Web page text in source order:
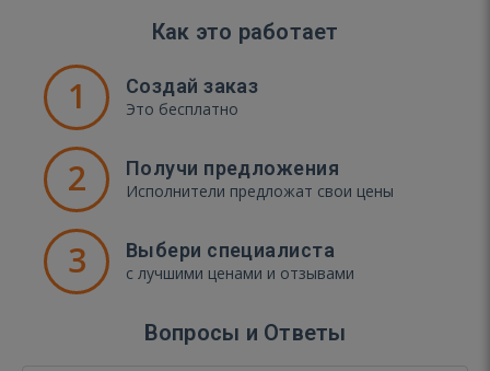
Как это работает
1 Создай заказ
Это бесплатно
2 Получи предложения
Исполнители предложат свои цены
3 Выбери специалиста
с лучшими ценами и отзывами
Вопросы и Ответы